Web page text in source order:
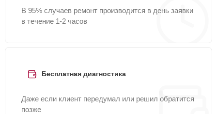
В 95% случаев ремонт производится в день заявки
в течение 1-2 часов
Бесплатная диагностика
Даже если клиент передумал или решил обратится
позже